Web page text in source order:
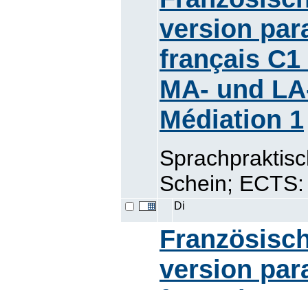
version
français C1
MA- und
Médiation 1
Schein;
Di
version